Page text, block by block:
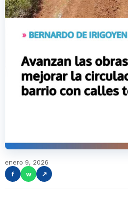
enero 9, 2026
f
w ↗